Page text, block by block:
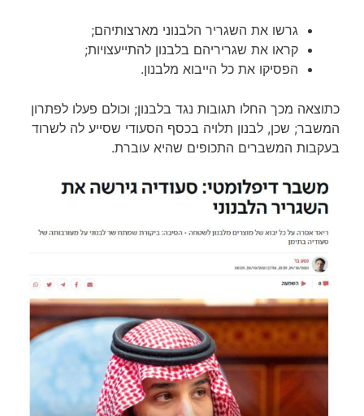
גרשו את השגריר הלבנוני מארצותיהם;
קראו את שגריריהם בלבנון להתייעצויות;
הפסיקו את כל הייבוא מלבנון.
כתוצאה מכך החלו תגובות נגד בלבנון; וכולם פעלו לפתרון
המשבר; שכן, לבנון תלויה בכסף הסעודי שסייע לה לשרוד
בעקבות המשברים התכופים שהיא עוברת.